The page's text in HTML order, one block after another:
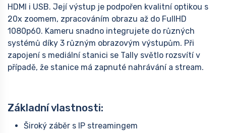
HDMI i USB. Její výstup je podpořen kvalitní optikou s
20x zoomem, zpracováním obrazu až do FullHD
1080p60. Kameru snadno integrujete do různých
systémů díky 3 různým obrazovým výstupům. Při
zapojení s mediální stanici se Tally světlo rozsvítí v
případě, že stanice má zapnuté nahrávání a stream.
Základní vlastnosti:
Široký záběr s IP streamingem